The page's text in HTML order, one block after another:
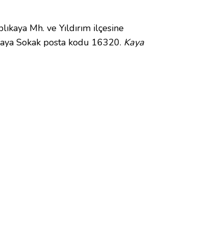
Mh. ve Yıldırım ilçesine
Sokak posta kodu 16320. Kaya